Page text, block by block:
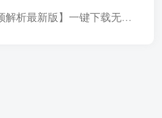
版】一键下载无水印短视频，支持100+平台！